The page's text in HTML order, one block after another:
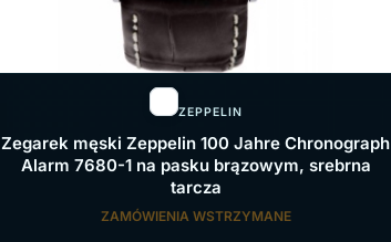
ZEPPELIN
Zegarek męski Zeppelin 100 Jahre Chronograph
Alarm 7680-1 na pasku brązowym, srebrna
tarcza
ZAMÓWIENIA WSTRZYMANE